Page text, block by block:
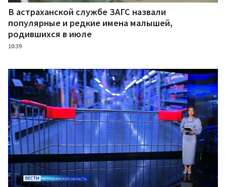
В астраханской службе ЗАГС назвали
популярные и редкие имена малышей,
родившихся в июле
10:39